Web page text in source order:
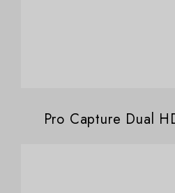
Pro Capture Dual